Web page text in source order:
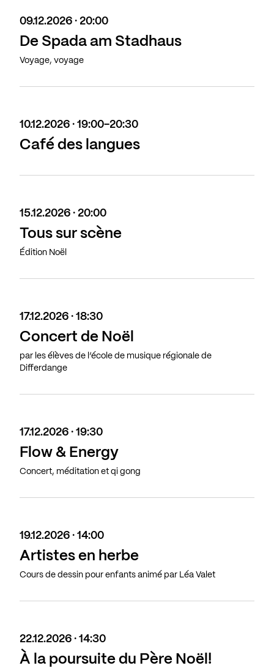
09.12.2026 · 20:00
De Spada am Stadhaus
Voyage, voyage
10.12.2026 · 19:00-20:30
Café des langues
15.12.2026 · 20:00
Tous sur scène
Édition Noël
17.12.2026 · 18:30
Concert de Noël
par les élèves de l’école de musique régionale de
Differdange
17.12.2026 · 19:30
Flow & Energy
Concert, méditation et qi gong
19.12.2026 · 14:00
Artistes en herbe
Cours de dessin pour enfants animé par Léa Valet
22.12.2026 · 14:30
À la poursuite du Père Noël!